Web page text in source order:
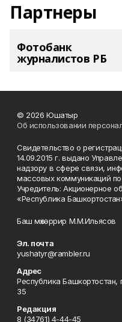
Партнеры
Фотобанк
журналистов РБ
© 2026 Юшатыр
Об использовании
Свидетельство о
14.09.2015 г. выдано
надзору в сфере связи,
массовых коммуникаций
Учредитель: Акционерное
«Республика
Баш мөхәррир М.М.Ильясов
Эл. почта
yushatyr@rambler.ru
Адрес
Республика Башкортостан,
35
Редакция
8 (34761) 4-44-45